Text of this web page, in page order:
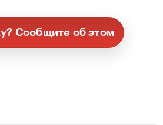
Сообщите об этом